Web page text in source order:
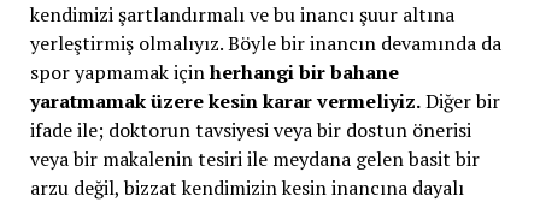
kendimizi şartlandırmalı ve bu inancı şuur altına
yerleştirmiş olmalıyız. Böyle bir inancın devamında da
spor yapmamak içinherhangi bir bahane
yaratmamak üzere kesin karar vermeliyiz.Diğer bir
ifade ile; doktorun tavsiyesi veya bir dostun önerisi
veya bir makalenin tesiri ile meydana gelen basit bir
arzu değil, bizzat kendimizin kesin inancına dayalı